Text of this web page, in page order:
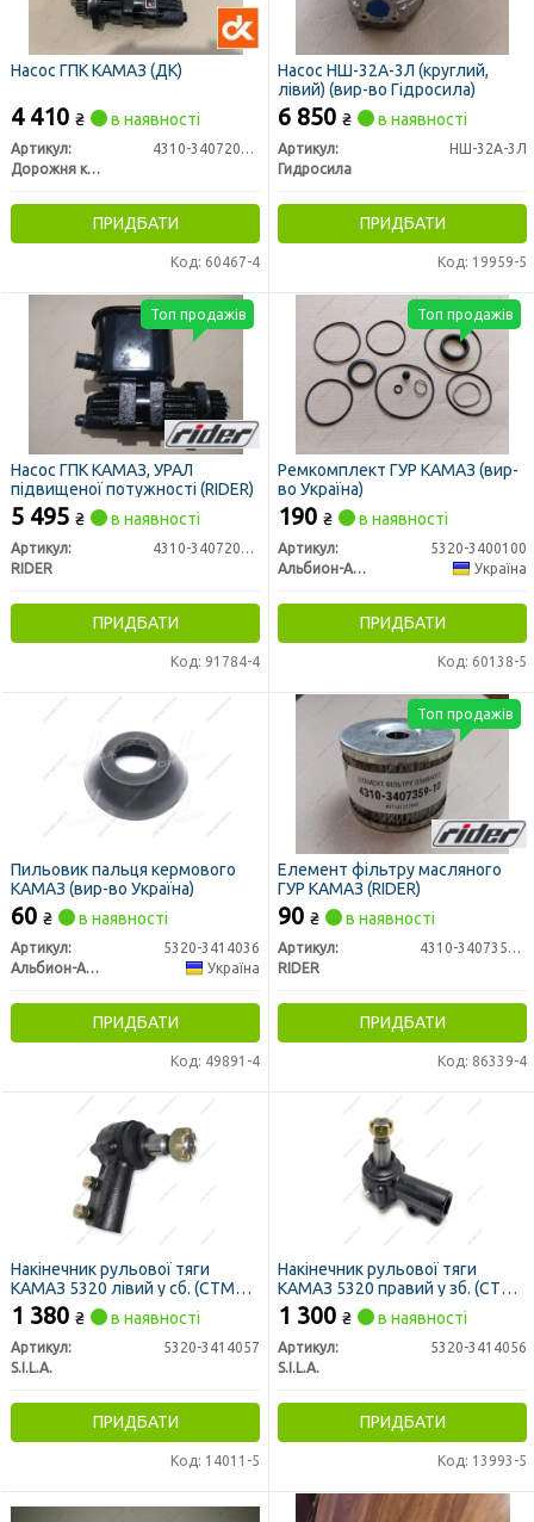
Насос ГПК КАМАЗ (ДК)
4 410 ₴ в наявності
Артикул:
4310-3407200-01
Дорожня карта
ПРИДБАТИ
Код: 60467-4
Насос НШ-32А-3Л (круглий,
лівий) (вир-во Гідросила)
6 850 ₴ в наявності
Артикул:
НШ-32А-3Л
Гидросила
ПРИДБАТИ
Код: 19959-5
Насос ГПК КАМАЗ, УРАЛ
підвищеної потужності (RIDER)
5 495 ₴ в наявності
Артикул:
4310-3407200-20
RIDER
ПРИДБАТИ
Код: 91784-4
Топ продажів
Ремкомплект ГУР КАМАЗ (вир-
во Україна)
190 ₴ в наявності
Артикул:
5320-3400100
Альбион-Авто
Україна
ПРИДБАТИ
Код: 60138-5
Топ продажів
Пильовик пальця кермового
КАМАЗ (вир-во Україна)
60 ₴ в наявності
Артикул:
5320-3414036
Альбион-Авто
Україна
ПРИДБАТИ
Код: 49891-4
Елемент фільтру масляного
ГУР КАМАЗ (RIDER)
90 ₴ в наявності
Артикул:
4310-3407359-10
RIDER
ПРИДБАТИ
Код: 86339-4
Топ продажів
Накінечник рульової тяги
КАМАЗ 5320 лівий у сб. (СТМ
S.I.L.A.)
1 380 ₴ в наявності
Артикул:
5320-3414057
S.I.L.A.
ПРИДБАТИ
Код: 14011-5
Накінечник рульової тяги
КАМАЗ 5320 правий у зб. (СТМ
S.I.L.A.)
1 300 ₴ в наявності
Артикул:
5320-3414056
S.I.L.A.
ПРИДБАТИ
Код: 13993-5